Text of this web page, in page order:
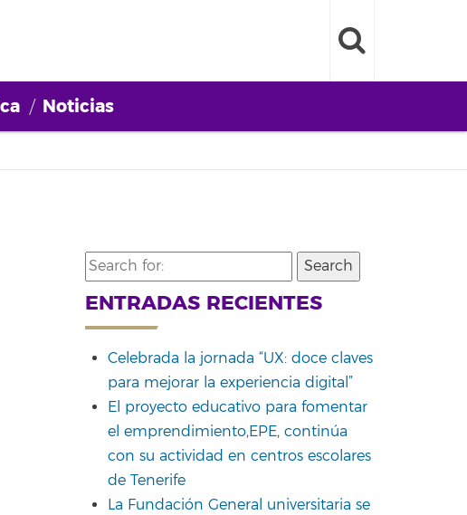
Noticias
Search
for:
ENTRADAS RECIENTES
Celebrada la jornada “UX: doce claves
para mejorar la experiencia digital”
El proyecto educativo para fomentar
el emprendimiento,EPE, continúa
con su actividad en centros escolares
de Tenerife
La Fundación General universitaria se